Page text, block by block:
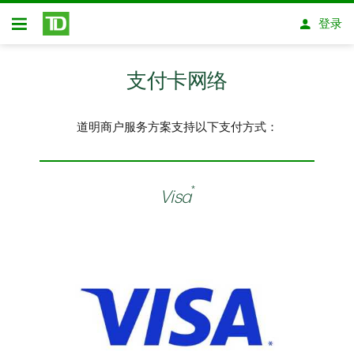
跳转到主要内容
开放式房屋贷款
登录
支付卡网络
道明商户服务方案支持以下支付方式：
Visa*